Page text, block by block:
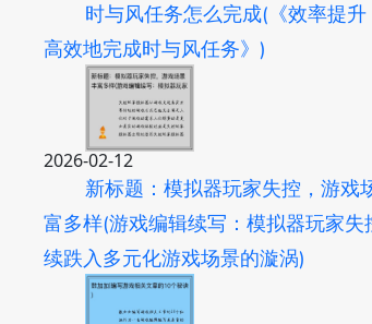
时与风任务怎么完成(《效率提
高效地完成时与风任务》)
2026-02-12
新标题：模拟器玩家失控，游戏
富多样(游戏编辑续写：模拟器玩家失
续跌入多元化游戏场景的漩涡)